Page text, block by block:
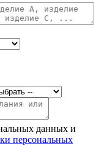
данных и
персональных